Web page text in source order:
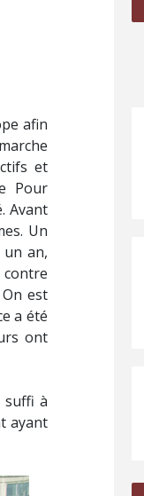
afin
et
Pour
Avant
Un
un an,
est
a été
ont
suffi à
ayant